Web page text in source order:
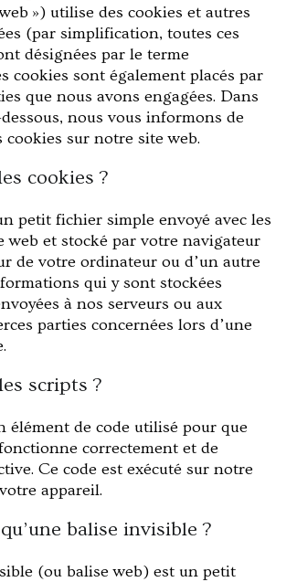
») utilise des cookies et autres
(par simplification, toutes ces
désignées par le terme
cookies sont également placés par
que nous avons engagées. Dans
nous vous informons de
cookies sur notre site web.
cookies ?
petit fichier simple envoyé avec les
web et stocké par votre navigateur
de votre ordinateur ou d’un autre
qui y sont stockées
à nos serveurs ou aux
parties concernées lors d’une
scripts ?
élément de code utilisé pour que
correctement et de
Ce code est exécuté sur notre
appareil.
balise invisible ?
(ou balise web) est un petit